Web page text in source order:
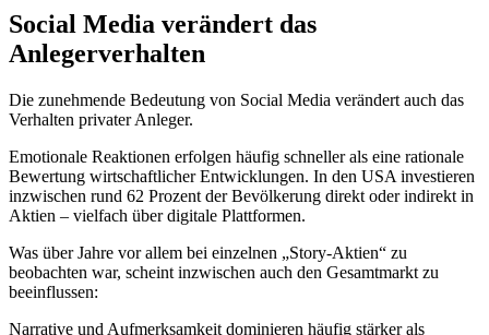
Social Media verändert das
Anlegerverhalten
Die zunehmende Bedeutung von Social Media verändert auch das
Verhalten privater Anleger.
Emotionale Reaktionen erfolgen häufig schneller als eine rationale
Bewertung wirtschaftlicher Entwicklungen. In den USA investieren
inzwischen rund 62 Prozent der Bevölkerung direkt oder indirekt in
Aktien – vielfach über digitale Plattformen.
Was über Jahre vor allem bei einzelnen „Story-Aktien“ zu
beobachten war, scheint inzwischen auch den Gesamtmarkt zu
beeinflussen:
Narrative und Aufmerksamkeit dominieren häufig stärker als